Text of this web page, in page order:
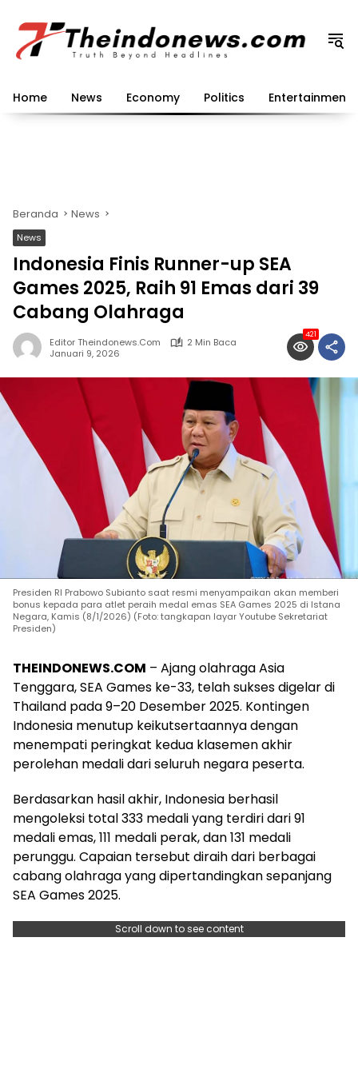
konten
Home News Economy Politics Entertainment
Beranda News
News
Indonesia Finis Runner-up SEA
Games 2025, Raih 91 Emas dari 39
Cabang Olahraga
Editor Theindonews.com
2 Min Baca
Januari 9, 2026
421
Presiden RI Prabowo Subianto saat resmi menyampaikan akan memberi
bonus kepada para atlet peraih medal emas SEA Games 2025 di Istana
Negara, Kamis (8/1/2026) (Foto: tangkapan layar Youtube Sekretariat
Presiden)
THEINDONEWS.COM – Ajang olahraga Asia
Tenggara, SEA Games ke-33, telah sukses digelar di
Thailand pada 9–20 Desember 2025. Kontingen
Indonesia menutup keikutsertaannya dengan
menempati peringkat kedua klasemen akhir
perolehan medali dari seluruh negara peserta.
Berdasarkan hasil akhir, Indonesia berhasil
mengoleksi total 333 medali yang terdiri dari 91
medali emas, 111 medali perak, dan 131 medali
perunggu. Capaian tersebut diraih dari berbagai
cabang olahraga yang dipertandingkan sepanjang
SEA Games 2025.
Scroll down to see content